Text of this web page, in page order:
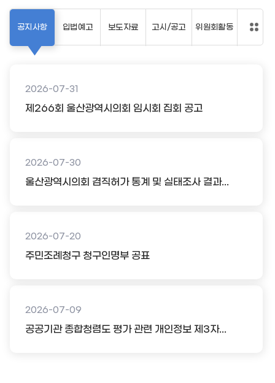
공지사항
2026-07-31
제266회 울산광역시의회 임시회 집회 공고
2026-07-30
울산광역시의회 겸직허가 통계 및 실태조사 결과...
2026-07-20
주민조례청구 청구인명부 공표
2026-07-09
공공기관 종합청렴도 평가 관련 개인정보 제3자...
입법예고 보도자료 고시/공고 위원회활동